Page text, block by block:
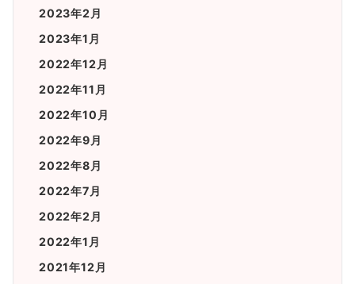
2023年2月
2023年1月
2022年12月
2022年11月
2022年10月
2022年9月
2022年8月
2022年7月
2022年2月
2022年1月
2021年12月